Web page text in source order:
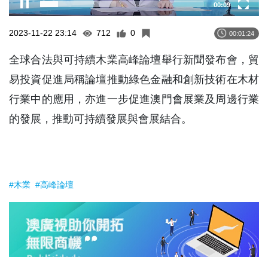
00:10
2023-11-22 23:14 712 0 00:01:24
全球合法與可持續木業高峰論壇舉行新聞發布會，貿
易投資促進局稱論壇推動綠色金融和創新技術在木材
行業中的應用，亦進一步促進澳門會展業及周邊行業
的發展，推動可持續發展與會展結合。
#木業 #高峰論壇